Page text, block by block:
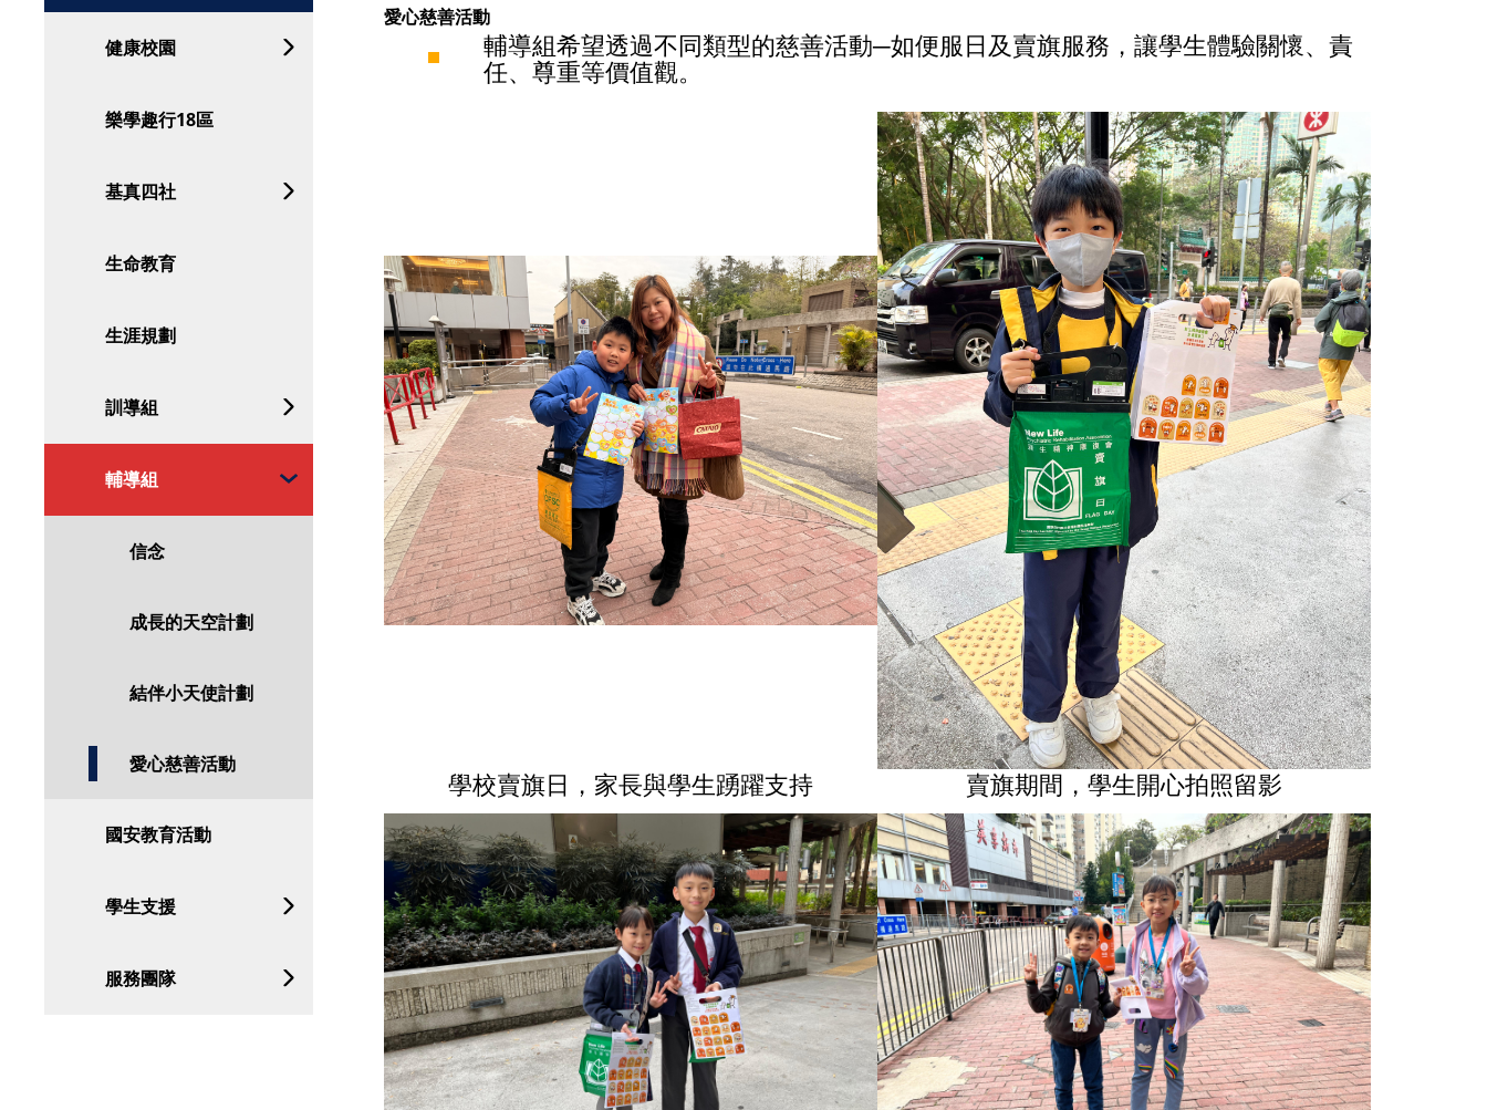
健康校園
樂學趣行18區
基真四社
生命教育
生涯規劃
訓導組
輔導組
信念
成長的天空計劃
結伴小天使計劃
愛心慈善活動
國安教育活動
學生支援
服務團隊
愛心慈善活動
輔導組希望透過不同類型的慈善活動─如便服日及賣旗服務，讓學生體驗關懷、責
任、尊重等價值觀。
學校賣旗日，家長與學生踴躍支持 賣旗期間，學生開心拍照留影